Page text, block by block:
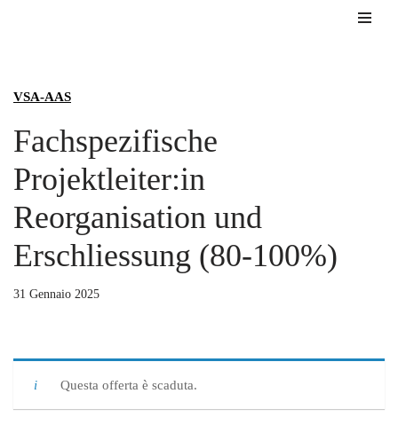
contenuto
VSA-AAS
Fachspezifische
Projektleiter:in
Reorganisation und
Erschliessung (80-100%)
31 Gennaio 2025
Questa offerta è scaduta.